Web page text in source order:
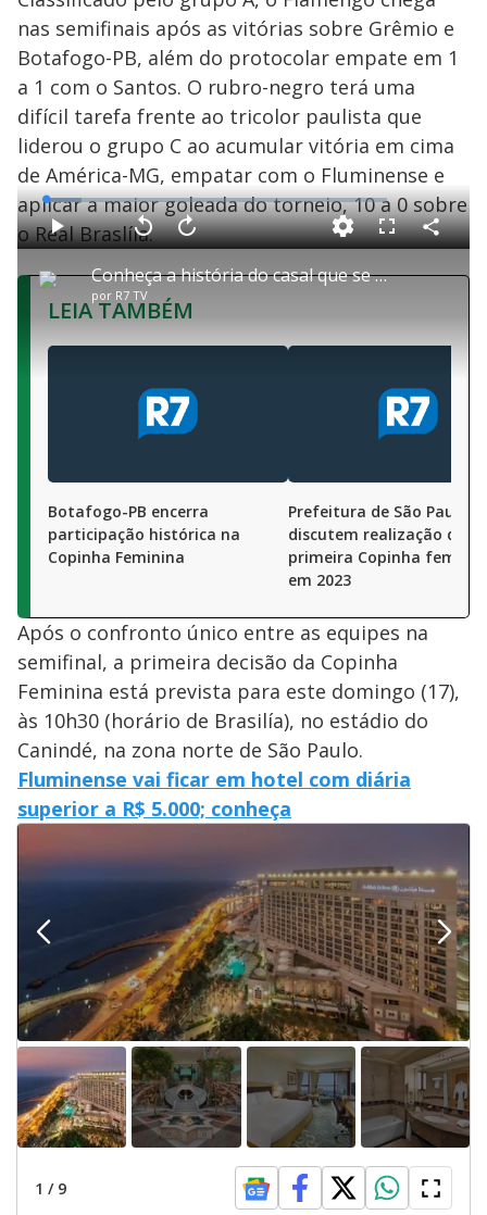
nas semifinais após as vitórias sobre Grêmio e
Botafogo-PB, além do protocolar empate em 1
a 1 com o Santos. O rubro-negro terá uma
difícil tarefa frente ao tricolor paulista que
liderou o grupo C ao acumular vitória em cima
de América-MG, empatar com o Fluminense e
aplicar a maior goleada do torneio, 10 a 0 sobre
o Real Braslíia.
P
l
y
V
i
d
e
o
Conheça a história do casal que se conheceu no futebol de várzea feminino de São Paulo
por R7 TV
P
y
V
t
a
r
0
e
d
o
A
a
n
r
1
s
n
d
o
s
u
d
o
L
o
a
d
e
1
.
3
9
F
l
n
C
o
p
a
LEIA TAMBÉM
Botafogo-PB encerra
participação histórica na
Copinha Feminina
Prefeitura de São Paulo e
discutem realização da
primeira Copinha
em 2023
Após o confronto único entre as equipes na
semifinal, a primeira decisão da Copinha
Feminina está prevista para este domingo (17),
às 10h30 (horário de Brasilía), no estádio do
Canindé, na zona norte de São Paulo.
Fluminense vai ficar em hotel com diária
superior a R$ 5.000; conheça
1 / 9